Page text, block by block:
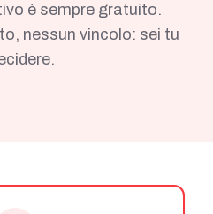
è sempre gratuito.
nessun vincolo: sei tu